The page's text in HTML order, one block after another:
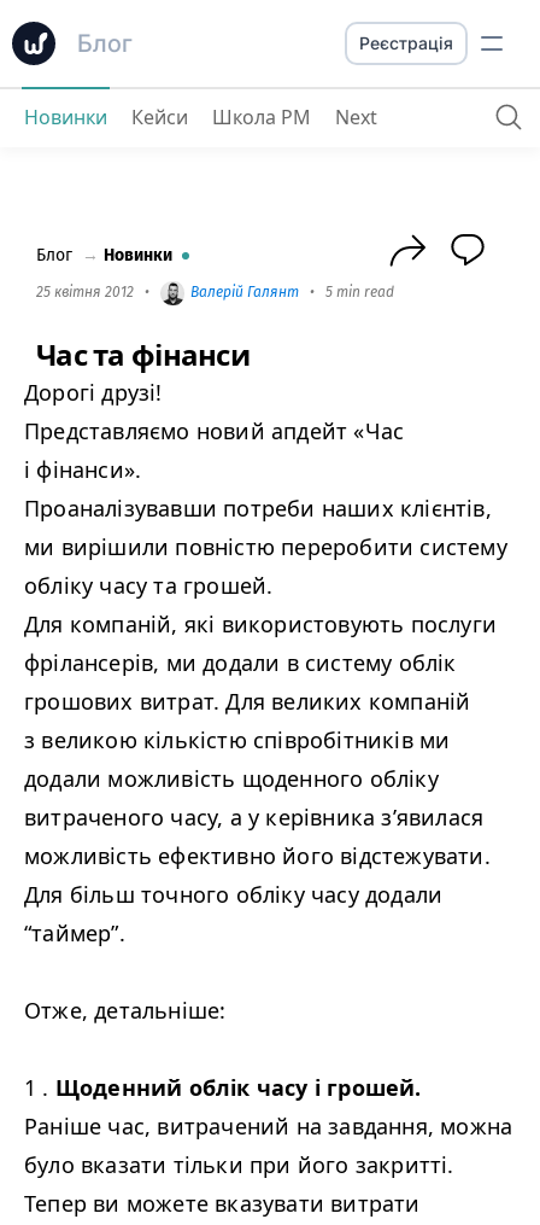
Блог
Час та фінанси
Реєстрація
Новинки Кейси Школа PM Next
Блог → Новинки
25 квітня 2012 • Валерій Галянт • 5 min read
Час та фінанси
Дорогі друзі!
Представляємо новий апдейт «Час
і фінанси».
Проаналізувавши потреби наших клієнтів,
ми вирішили повністю переробити систему
обліку часу та грошей.
Для компаній, які використовують послуги
фрілансерів, ми додали в систему облік
грошових витрат. Для великих компаній
з великою кількістю співробітників ми
додали можливість щоденного обліку
витраченого часу, а у керівника з’явилася
можливість ефективно його відстежувати.
Для більш точного обліку часу додали
“таймер”.
Отже, детальніше:
1 . Щоденний облік часу і грошей.
Раніше час, витрачений на завдання, можна
було вказати тільки при його закритті.
Тепер ви можете вказувати витрати